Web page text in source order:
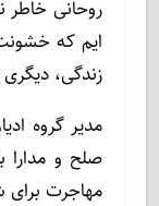
روحانی خاطر
ایم که
زندگی،
مدیر گروه
صلح و مدارا
مهاجرت برای